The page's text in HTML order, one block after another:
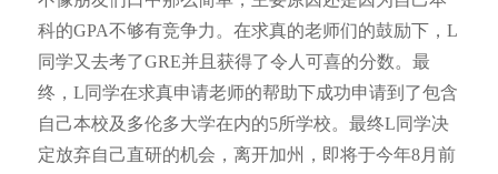
科的GPA不够有竞争力。在求真的老师们的鼓励下，L
同学又去考了GRE并且获得了令人可喜的分数。最
终，L同学在求真申请老师的帮助下成功申请到了包含
自己本校及多伦多大学在内的5所学校。最终L同学决
定放弃自己直研的机会，离开加州，即将于今年8月前